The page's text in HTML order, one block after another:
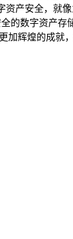
资产安全，就
的数字资产存
加辉煌的成就